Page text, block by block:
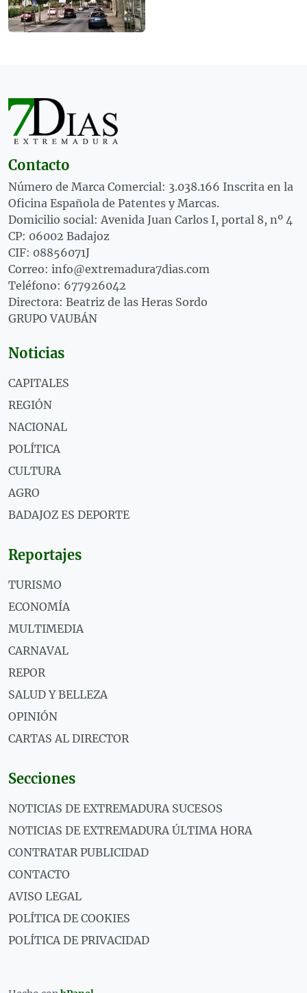
Contacto
Número de Marca Comercial: 3.038.166 Inscrita en la
Oficina Española de Patentes y Marcas.
Domicilio social: Avenida Juan Carlos I, portal 8, nº 4
CP: 06002 Badajoz
CIF: 08856071J
Correo: info@extremadura7dias.com
Teléfono: 677926042
Directora: Beatriz de las Heras Sordo
GRUPO VAUBÁN
Noticias
CAPITALES
REGIÓN
NACIONAL
POLÍTICA
CULTURA
AGRO
BADAJOZ ES DEPORTE
Reportajes
TURISMO
ECONOMÍA
MULTIMEDIA
CARNAVAL
REPOR
SALUD Y BELLEZA
OPINIÓN
CARTAS AL DIRECTOR
Secciones
NOTICIAS DE EXTREMADURA SUCESOS
NOTICIAS DE EXTREMADURA ÚLTIMA HORA
CONTRATAR PUBLICIDAD
CONTACTO
AVISO LEGAL
POLÍTICA DE COOKIES
POLÍTICA DE PRIVACIDAD